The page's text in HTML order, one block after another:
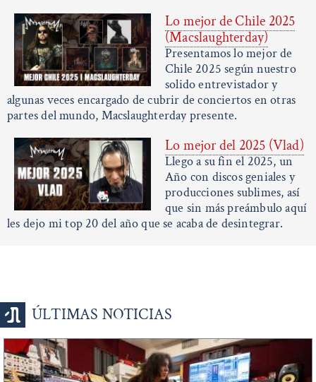
Lo mejor de Chile 2025
(Macslaughterday)
Presentamos lo mejor de
Chile 2025 según nuestro
solido entrevistador y
algunas veces encargado de cubrir de conciertos en otras
partes del mundo, Macslaughterday presente.
Lo mejor del 2025 (Vlad)
Llego a su fin el 2025, un
Año con discos geniales y
producciones sublimes, así
que sin más preámbulo aquí
les dejo mi top 20 del año que se acaba de desintegrar.
ÚLTIMAS NOTICIAS